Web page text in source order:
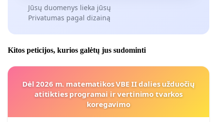
Jūsų duomenys lieka jūsų
Privatumas pagal dizainą
Kitos peticijos, kurios galėtų jus sudominti
Dėl 2026 m. matematikos VBE II dalies užduočių
atitikties programai ir vertinimo tvarkos
koregavimo